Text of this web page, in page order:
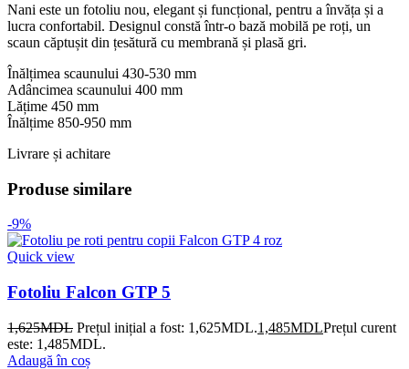
Nani este un fotoliu nou, elegant și funcțional, pentru a învăța și a
lucra confortabil. Designul constă într-o bază mobilă pe roți, un
scaun căptușit din țesătură cu membrană și plasă gri.
Înălțimea scaunului 430-530 mm
Adâncimea scaunului 400 mm
Lățime 450 mm
Înălțime 850-950 mm
Livrare și achitare
Produse similare
-9%
Quick view
Fotoliu Falcon GTP 5
1,625MDL Prețul inițial a fost: 1,625MDL.1,485MDLPrețul curent
este: 1,485MDL.
Adaugă în coș